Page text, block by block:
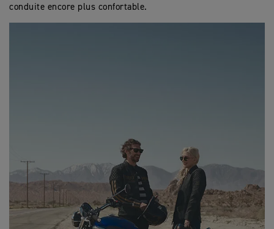
conduite encore plus confortable.